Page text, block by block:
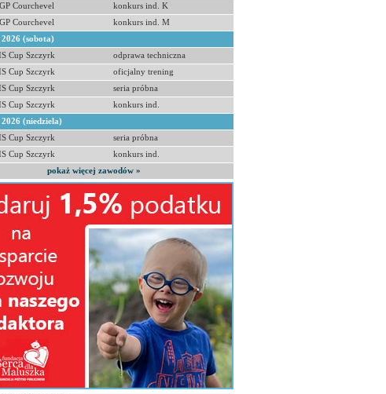
Courchevel
konkurs ind. K
Courchevel
konkurs ind. M
(sobota)
Cup Szczyrk
odprawa techniczna
Cup Szczyrk
oficjalny trening
Cup Szczyrk
seria próbna
Cup Szczyrk
konkurs ind.
(niedziela)
Cup Szczyrk
seria próbna
Cup Szczyrk
konkurs ind.
pokaż więcej zawodów »